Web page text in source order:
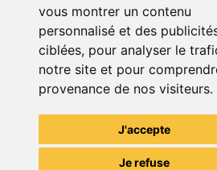
vous montrer un contenu
personnalisé et des
ciblées, pour analyser le
notre site et pour
provenance de nos visiteurs.
J'accepte
Je refuse
19.90 € 0
Castlevania : Lords Of Shadow Xbox 360
TheGamingR83
Grenier du
Télécharge notre app pour une